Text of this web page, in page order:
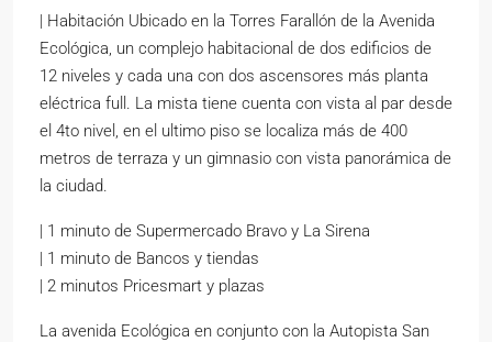
| Habitación Ubicado en la Torres Farallón de la Avenida
Ecológica, un complejo habitacional de dos edificios de
12 niveles y cada una con dos ascensores más planta
eléctrica full. La mista tiene cuenta con vista al par desde
el 4to nivel, en el ultimo piso se localiza más de 400
metros de terraza y un gimnasio con vista panorámica de
la ciudad.
| 1 minuto de Supermercado Bravo y La Sirena
| 1 minuto de Bancos y tiendas
| 2 minutos Pricesmart y plazas
La avenida Ecológica en conjunto con la Autopista San